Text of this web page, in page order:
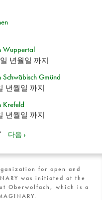
Wuppertal
년월일 까지
Gmünd
년월일 까지
Krefeld
년월일 까지
다음 ›
for open and
was initiated at the
Oberwolfach, which is a